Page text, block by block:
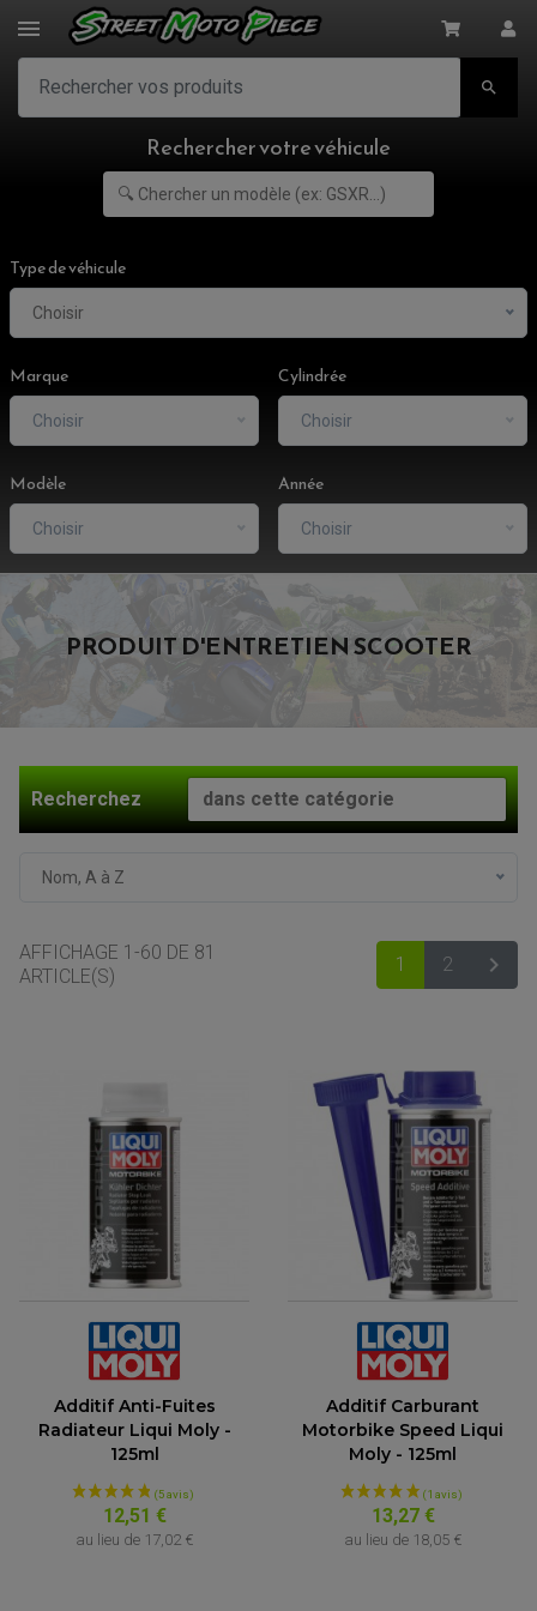
COMMANDE RECULE
CLIGNOTANT ADAPTABLE, UNIVERSEL
EMBOUT DE GUIDON
EQUIPEMENT VINTAGE
NOS MARQUES

Rechercher votre véhicule
Type de véhicule
Choisir
Marque
Choisir
Cylindrée
Choisir
Modèle
Choisir
Année
Choisir
PRODUIT D'ENTRETIEN SCOOTER
Recherchez
Nom, A à Z
AFFICHAGE 1-60 DE 81
ARTICLE(S)
1 2 
Additif Anti-Fuites
Radiateur Liqui Moly -
125ml
12,51 €
au lieu de 17,02 €
Additif Carburant
Motorbike Speed Liqui
Moly - 125ml
13,27 €
au lieu de 18,05 €